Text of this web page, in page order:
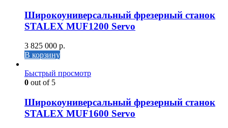
Широкоуниверсальный фрезерный станок
STALEX MUF1200 Servo
3 825 000 р.
В корзину
Быстрый просмотр
0 out of 5
Широкоуниверсальный фрезерный станок
STALEX MUF1600 Servo